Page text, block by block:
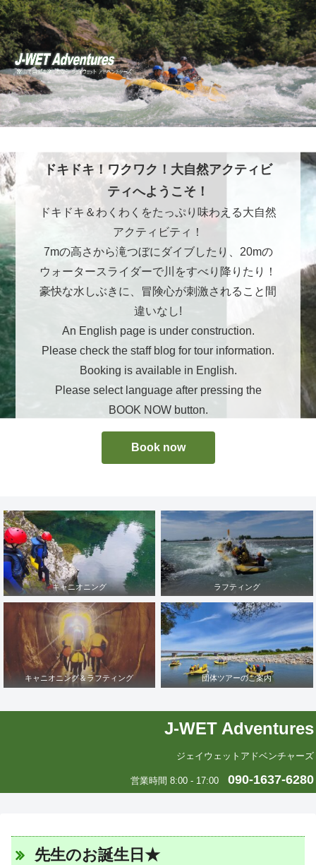
ドキドキ！ワクワク！大自然アクティビ
ティへようこそ！
ドキドキ＆わくわくをたっぷり味わえる大自然
アクティビティ！
7mの高さから滝つぼにダイブしたり、20mの
ウォータースライダーで川をすべり降りたり！
豪快な水しぶきに、冒険心が刺激されること間
違いなし!
An English page is under construction.
Please check the staff blog for tour information.
Booking is available in English.
Please select language after pressing the
BOOK NOW button.
Book now
キャニオニング ラフティング
キャニオニング＆ラフティング 団体ツアーのご案内
J-WET Adventures
ジェイウェットアドベンチャーズ
営業時間 8:00 - 17:00 090-1637-6280
先生のお誕生日★